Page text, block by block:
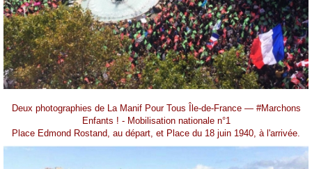
Deux photographies de La Manif Pour Tous Île-de-France — #Marchons
Enfants ! - Mobilisation nationale n°1
Place Edmond Rostand, au départ, et Place du 18 juin 1940, à l'arrivée.